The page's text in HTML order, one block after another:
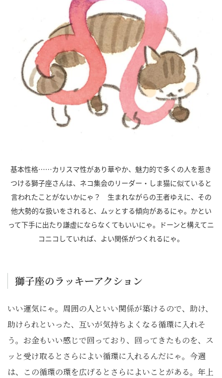
基本性格……カリスマ性があり華やか、魅力的で多くの人を惹き
つける獅子座さんは、ネコ集会のリーダー・しま猫に似ていると
言われたことがないかにゃ？ 生まれながらの王者ゆえに、その
他大勢的な扱いをされると、ムッとする傾向があるにゃ。かとい
って下手に出たり謙虚にならなくてもいいにゃ。ドーンと構えてニ
コニコしていれば、よい関係がつくれるにゃ。
獅子座のラッキーアクション
いい運気にゃ。周囲の人といい関係が築けるので、助け、
助けられといった、互いが気持ちよくなる循環に入れそ
う。お金もいい感じで回っており、回ってきたものを、ス
ッと受け取るとさらによい循環に入れるんだにゃ。今週
は、この循環の環を広げるとさらによいことがある。年上